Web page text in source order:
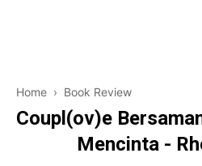
Game-Teknologi
Bisnis Karir
Home › Book Review
Coupl(ov)e
Mencinta -